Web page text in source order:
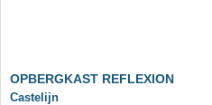
OPBERGKAST REFLEXION
Castelijn